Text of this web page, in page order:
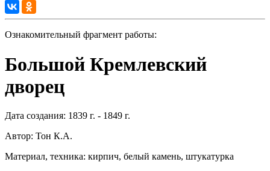
Ознакомительный фрагмент работы:
Большой Кремлевский
дворец
Дата создания: 1839 г. - 1849 г.
Автор: Тон К.А.
Материал, техника: кирпич, белый камень, штукатурка